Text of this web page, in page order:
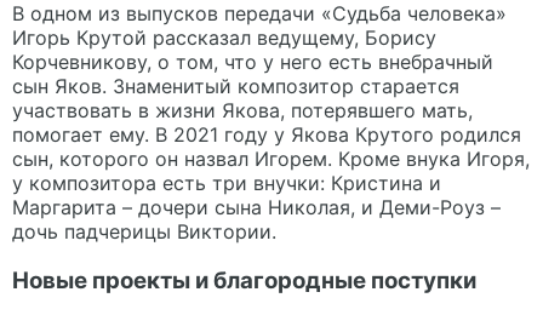
В одном из выпусков передачи «Судьба человека»
Игорь Крутой рассказал ведущему, Борису
Корчевникову, о том, что у него есть внебрачный
сын Яков. Знаменитый композитор старается
участвовать в жизни Якова, потерявшего мать,
помогает ему. В 2021 году у Якова Крутого родился
сын, которого он назвал Игорем. Кроме внука Игоря,
у композитора есть три внучки: Кристина и
Маргарита – дочери сына Николая, и Деми-Роуз –
дочь падчерицы Виктории.
Новые проекты и благородные поступки